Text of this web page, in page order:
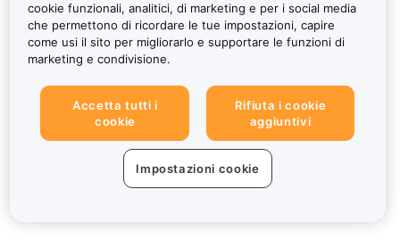
cookie funzionali, analitici, di marketing e per i social media
che permettono di ricordare le tue impostazioni, capire
come usi il sito per migliorarlo e supportare le funzioni di
marketing e condivisione.
Accetta tutti i
cookie
Rifiuta i cookie
aggiuntivi
Impostazioni cookie